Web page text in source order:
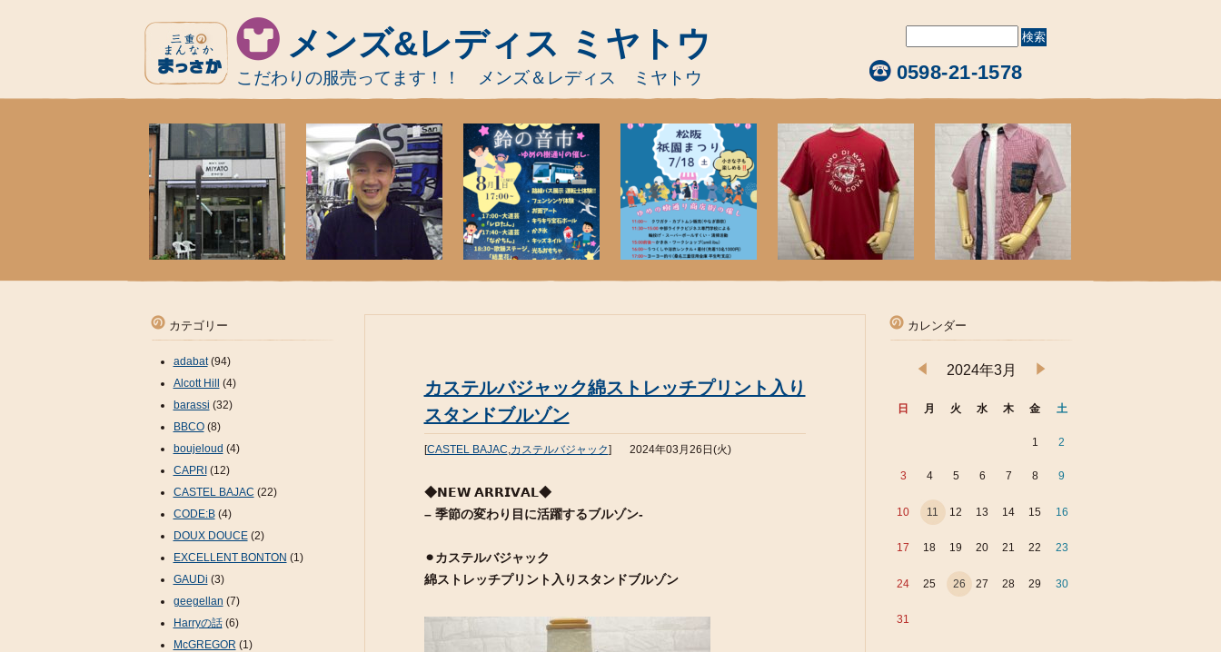
メンズ&レディス ミヤトウ
こだわりの服売ってます！！ メンズ＆レディス ミヤトウ 0598-21-1578
カステルバジャック綿ストレッチプリント入り
スタンドブルゾン
[CASTEL BAJAC,カステルバジャック] 2024年03月26日(火)
◆𝗡𝗘𝗪 𝗔𝗥𝗥𝗜𝗩𝗔𝗟◆
– 季節の変わり目に活躍するブルゾン-
⚫︎カステルバジャック
綿ストレッチプリント入りスタンドブルゾン
カテゴリー
adabat(94)
Alcott Hill
(4)
barassi (32)
BBCO(8)
boujeloud (4)
CAPRI (12)
CASTEL BAJAC (22)
CODE:B(4)
DOUX DOUCE(2)
EXCELLENT BONTON (1)
GAUDi (3)
geegellan (7)
Harryの話(6)
McGREGOR (1)
カレンダー
2024年3月
日 月 火 水 木 金 土
1 2
3 4 5 6 7 8 9
10 11 12 13 14 15 16
17 18 19 20 21 22 23
24 25 26 27 28 29 30
31